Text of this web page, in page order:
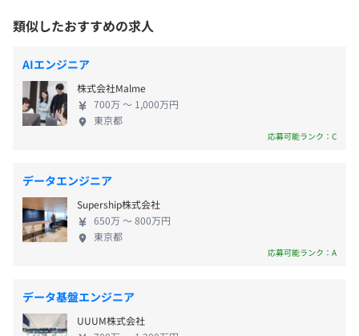
さらに、コロニアンの投稿に対してコメントを送ると、返
答をもらうことができ、インタラクティブな交流も楽しめ
るコンテンツになっています。
AIによってアバターが“存在として振る舞う”体験を生み出
し、お客様とアバターの関係性をより深く、より豊かなも
ポケコロのアバターがAIで日常の出来事をシェアする
Chumieという機能の説明画像です。不思議な言語で書か
れたメッセージは翻訳ボタンで日本語に変換できます。
「レッスンを頑張った」というキャラクターの投稿に対
し、コメントを入力して送信すると、キャラクターからお
▍Case2：『ポケコロユニバース』AIアイテムメーカー機
能
■東急世田谷線・東急田園都市線「三軒茶屋駅」世田谷通
り出口より徒歩10分
■東急世田谷線「若林駅」より徒歩5分
により就業開始時間を定めている場合があります。
※一定グレードの場合、裁量労働制が適用されます。
休憩時間：休憩60分 ※昼食時間は業務の都合により各々
の自主性に任せています
平均残業時間：平均15時間／月
《年間休日120日以上》
・完全週休2日制（土・日）
・祝日
・年末年始休暇
・慶弔休暇
性を生かし、多様なバックグラウンドを持つ仲間と
協力して、最高の結果を生み出そうとしています。技
術的な限界を超える創造的な解決策を提示し、単な
る問題解決にとどまらず、真のイノベーションを実
現することに注力しています。 また、わたしたちは
「ワークインライフ」を実現し、誰もが尊重される
企業文化の構築に努めています。国籍、文化、言語の
的な環境を整えています。 ********** ◆ENSAPIAグル
ープ 【設立】2008年9月 【代表者】千龍ノ介 【従業
員数】連結975名（2026年4月時点） 【本社所在地】
東京都世田谷区若林3-1-18 【受動喫煙防止措置】屋
内原則禁煙（喫煙専用室設置） 【事業内容】アバタ
株式会社 【設立】2024年7月 【事業内容】ENSAPIA
グループ横断でのサービスのシステム開発 【代表】
李 弘基 【所在地】東京都世田谷区若林 【グループ会
類似したおすすめの求人
AIエンジニア
株式会社Malme
700万 〜 1,000万円
東京都
応募可能ランク：C
データエンジニア
Supership株式会社
650万 〜 800万円
東京都
応募可能ランク：A
データ基盤エンジニア
UUUM株式会社